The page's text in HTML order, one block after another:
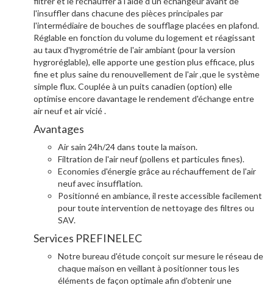
l'insuffler dans chacune des pièces principales par
l'intermédiaire de bouches de soufflage placées en plafond.
Réglable en fonction du volume du logement et réagissant
au taux d'hygrométrie de l'air ambiant (pour la version
hygroréglable), elle apporte une gestion plus efficace, plus
fine et plus saine du renouvellement de l'air ,que le système
simple flux.Couplée à un puits canadien (option) elle
optimise encore davantage le rendement d'échange entre
air neuf et air vicié .
Avantages
Air sain 24h/24 dans toute la maison.
Filtration de l'air neuf (pollens et particules fines).
Economies d'énergie grâce au réchauffement de l'air
neuf avec insufflation.
Positionné en ambiance, il reste accessible facilement
pour toute intervention de nettoyage des filtres ou
SAV.
Services PREFINELEC
Notre bureau d'étude conçoit sur mesure le réseau de
chaque maison en veillant à positionner tous les
éléments de façon optimale afin d'obtenir une